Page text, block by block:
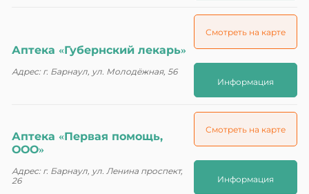
Аптека «Губернский лекарь»
Адрес: г. Барнаул, ул. Молодёжная, 56
Смотреть на карте
Информация
Аптека «Первая помощь,
ООО»
Адрес: г. Барнаул, ул. Ленина проспект,
26
Смотреть на карте
Информация